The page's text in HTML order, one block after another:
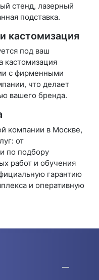
стенд, лазерный
подставка.
кастомизация
под ваш
кастомизация
с фирменными
что делает
вашего бренда.
компании в Москве,
от
по подбору
работ и обучения
гарантию
и оперативную